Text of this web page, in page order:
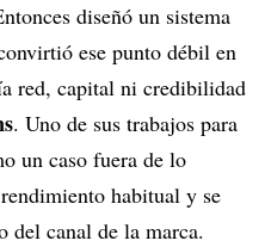
diseñó un sistema
ese punto débil en
red, capital ni credibilidad
. Uno de sus trabajos para
un caso fuera de lo
habitual y se
del canal de la marca.